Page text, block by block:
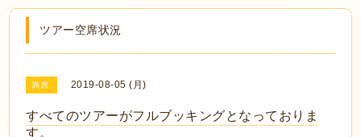
ツアー空席状況
満席 2019-08-05 (月)
すべてのツアーがフルブッキングとなっておりま
す。